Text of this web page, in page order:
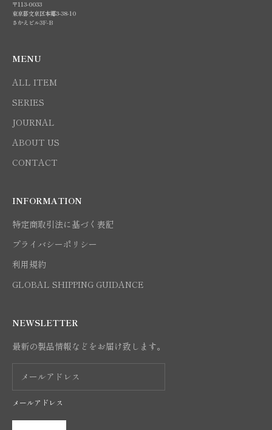
〒113-0033
東京都文京区本郷3-38-10
さかえビル3F-B
MENU
ALL ITEM
SERIES
JOURNAL
ABOUT US
CONTACT
INFORMATION
特定商取引法に基づく表記
プライバシーポリシー
利用規約
GLOBAL SHIPPING GUIDANCE
NEWSLETTER
最新の製品情報などをお届け致します。
メールアドレス